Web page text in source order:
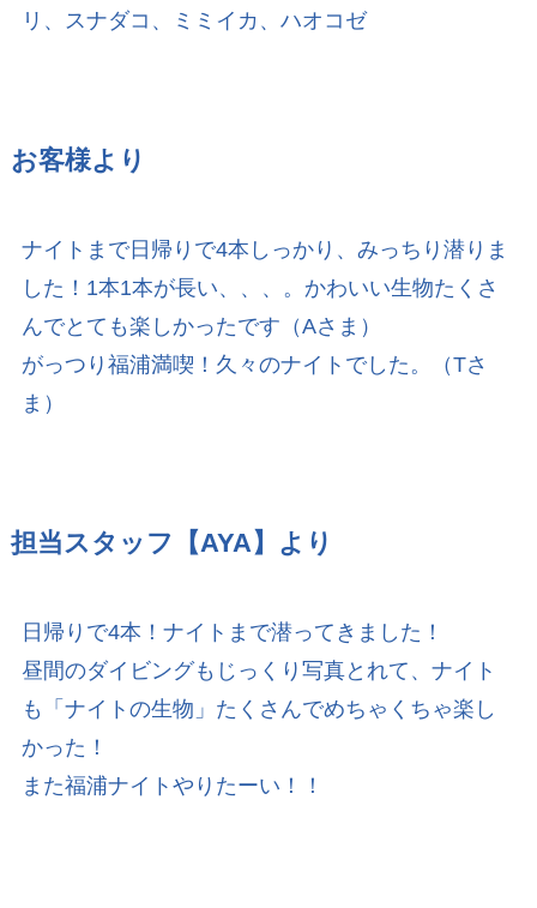
リ、スナダコ、ミミイカ、ハオコゼ
お客様より
ナイトまで日帰りで4本しっかり、みっちり潜りま
した！1本1本が長い、、、。かわいい生物たくさ
んでとても楽しかったです（Aさま）
がっつり福浦満喫！久々のナイトでした。（Tさ
ま）
担当スタッフ【AYA】より
日帰りで4本！ナイトまで潜ってきました！
昼間のダイビングもじっくり写真とれて、ナイト
も「ナイトの生物」たくさんでめちゃくちゃ楽し
かった！
また福浦ナイトやりたーい！！